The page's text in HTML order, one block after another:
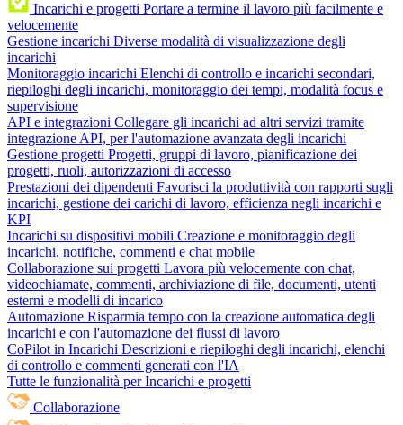
Incarichi e progetti Portare a termine il lavoro più facilmente e
velocemente
Gestione incarichi Diverse modalità di visualizzazione degli
incarichi
Monitoraggio incarichi Elenchi di controllo e incarichi secondari,
riepiloghi degli incarichi, monitoraggio dei tempi, modalità focus e
supervisione
API e integrazioni Collegare gli incarichi ad altri servizi tramite
integrazione API, per l'automazione avanzata degli incarichi
Gestione progetti Progetti, gruppi di lavoro, pianificazione dei
progetti, ruoli, autorizzazioni di accesso
Prestazioni dei dipendenti Favorisci la produttività con rapporti sugli
incarichi, gestione dei carichi di lavoro, efficienza negli incarichi e
KPI
Incarichi su dispositivi mobili Creazione e monitoraggio degli
incarichi, notifiche, commenti e chat mobile
Collaborazione sui progetti Lavora più velocemente con chat,
videochiamate, commenti, archiviazione di file, documenti, utenti
esterni e modelli di incarico
Automazione Risparmia tempo con la creazione automatica degli
incarichi e con l'automazione dei flussi di lavoro
CoPilot in Incarichi Descrizioni e riepiloghi degli incarichi, elenchi
di controllo e commenti generati con l'IA
Tutte le funzionalità per Incarichi e progetti
Collaborazione